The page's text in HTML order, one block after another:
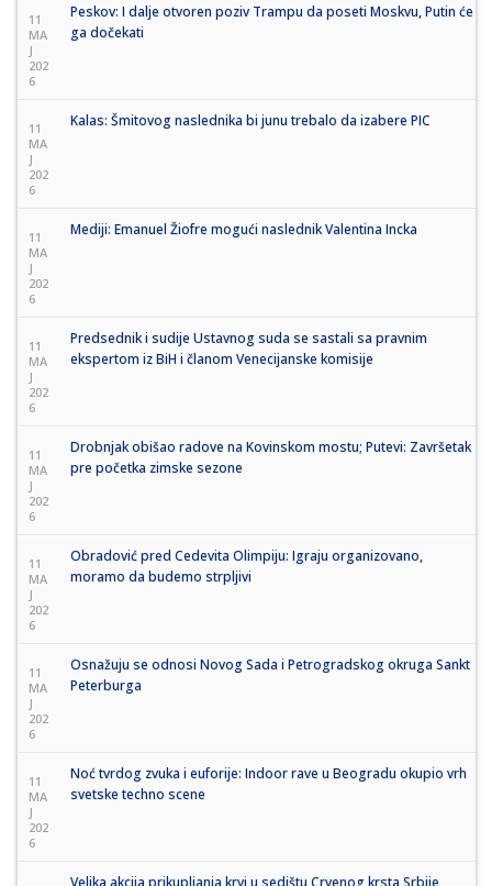
11
MA
J
202
6
Peskov: I dalje otvoren poziv Trampu da poseti Moskvu, Putin će
ga dočekati
11
MA
J
202
6
Kalas: Šmitovog naslednika bi junu trebalo da izabere PIC
11
MA
J
202
6
Mediji: Emanuel Žiofre mogući naslednik Valentina Incka
11
MA
J
202
6
Predsednik i sudije Ustavnog suda se sastali sa pravnim
ekspertom iz BiH i članom Venecijanske komisije
11
MA
J
202
6
Drobnjak obišao radove na Kovinskom mostu; Putevi: Završetak
pre početka zimske sezone
11
MA
J
202
6
Obradović pred Cedevita Olimpiju: Igraju organizovano,
moramo da budemo strpljivi
11
MA
J
202
6
Osnažuju se odnosi Novog Sada i Petrogradskog okruga Sankt
Peterburga
11
MA
J
202
6
Noć tvrdog zvuka i euforije: Indoor rave u Beogradu okupio vrh
svetske techno scene
Velika akcija prikupljanja krvi u sedištu Crvenog krsta Srbije